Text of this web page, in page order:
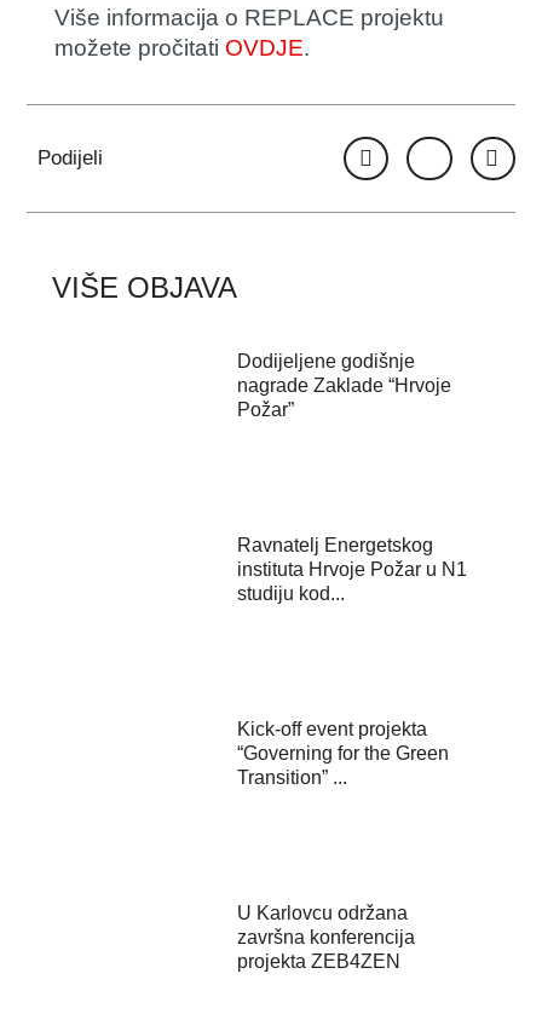
Više informacija o REPLACE projektu
možete pročitati OVDJE.
Podijeli
VIŠE OBJAVA
Dodijeljene godišnje
nagrade Zaklade “Hrvoje
Požar”
Ravnatelj Energetskog
instituta Hrvoje Požar u N1
studiju kod...
Kick-off event projekta
“Governing for the Green
Transition” ...
U Karlovcu održana
završna konferencija
projekta ZEB4ZEN